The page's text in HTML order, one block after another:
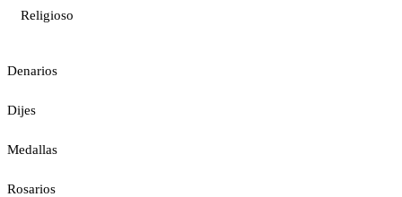
Religioso
Denarios
Dijes
Medallas
Rosarios